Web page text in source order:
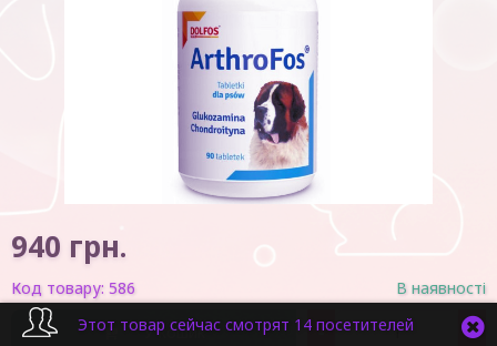
940 грн.
Код товару: 586 В наявності
У кошик - +
Этот товар сейчас смотрят 14 посетителей